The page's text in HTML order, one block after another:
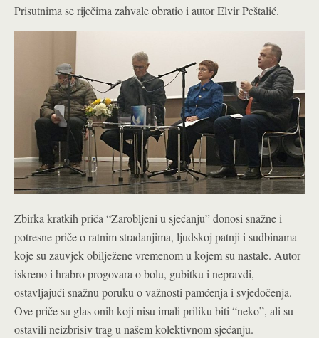
Prisutnima se riječima zahvale obratio i autor Elvir Peštalić.
Zbirka kratkih priča “Zarobljeni u sjećanju” donosi snažne i
potresne priče o ratnim stradanjima, ljudskoj patnji i sudbinama
koje su zauvjek obilježene vremenom u kojem su nastale. Autor
iskreno i hrabro progovara o bolu, gubitku i nepravdi,
ostavljajući snažnu poruku o važnosti pamćenja i svjedočenja.
Ove priče su glas onih koji nisu imali priliku biti “neko”, ali su
ostavili neizbrisiv trag u našem kolektivnom sjećanju.